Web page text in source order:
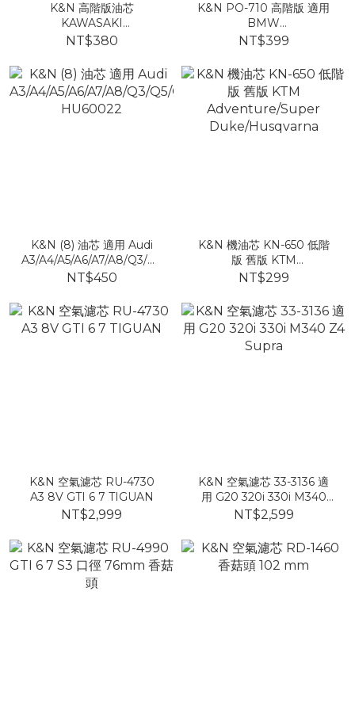
K&N 高階版油芯
KAWASAKI
NINJA300/400/Z300/Z400Z800/Z900
NT$380
K&N PO-710 高階版 適用
BMW
F800GS/F900GS/R1250GS
NT$399
K&N (8) 油芯 適用 Audi
A3/A4/A5/A6/A7/A8/Q3/Q5/Q7/Q8/TT
HU60022
NT$450
K&N 機油芯 KN-650 低階
版 舊版 KTM
Adventure/Super
NT$299
K&N 空氣濾芯 RU-4730
A3 8V GTI 6 7 TIGUAN
NT$2,999
K&N 空氣濾芯 33-3136 適
用 G20 320i 330i M340
Z4 Supra
NT$2,599